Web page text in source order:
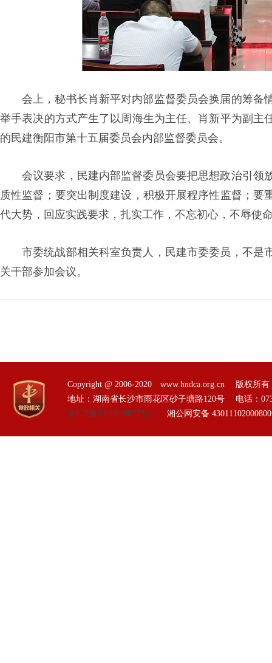
会上，秘书长肖新平对内部监督委员会换届的筹备
举手表决的方式产生了以周海生为主任、肖新平为副
的民建衡阳市第十五届委员会内部监督委员会。
会议要求，民建内部监督委员会要把思想政治引领
质性监督；要突出制度建设，积极开展程序性监督；
代大势，回应实践要求，扎实工作，不忘初心，不辱使
市委统战部相关科室负责人，民建市委委员，不是
关干部参加会议。
Copyright @ 2006-2020 www.hndca.org.cn 版权所
地址：湖南省长沙市雨花区砂子塘路120号 电话：
湘ICP备2020018823号-1 湘公网安备